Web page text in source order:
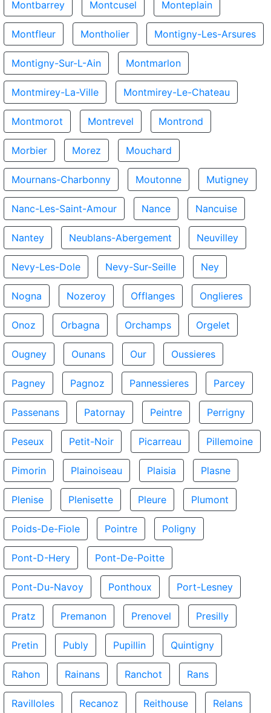
Montbarrey Montcusel Monteplain
Montfleur Montholier Montigny-Les-Arsures
Montigny-Sur-L-Ain Montmarlon
Montmirey-La-Ville Montmirey-Le-Chateau
Montmorot Montrevel Montrond
Morbier Morez Mouchard
Mournans-Charbonny Moutonne Mutigney
Nanc-Les-Saint-Amour Nance Nancuise
Nantey Neublans-Abergement Neuvilley
Nevy-Les-Dole Nevy-Sur-Seille Ney
Nogna Nozeroy Offlanges Onglieres
Onoz Orbagna Orchamps Orgelet
Ougney Ounans Our Oussieres
Pagney Pagnoz Pannessieres Parcey
Passenans Patornay Peintre Perrigny
Peseux Petit-Noir Picarreau Pillemoine
Pimorin Plainoiseau Plaisia Plasne
Plenise Plenisette Pleure Plumont
Poids-De-Fiole Pointre Poligny
Pont-D-Hery Pont-De-Poitte
Pont-Du-Navoy Ponthoux Port-Lesney
Pratz Premanon Prenovel Presilly
Pretin Publy Pupillin Quintigny
Rahon Rainans Ranchot Rans
Ravilloles Recanoz Reithouse Relans